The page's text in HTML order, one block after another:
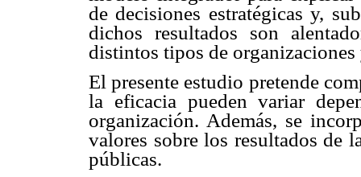
de decisiones estratégicas y,
dichos resultados son
distintos tipos de
El presente estudio pretende
la eficacia pueden variar
organización. Además, se
valores sobre los resultados de
públicas.